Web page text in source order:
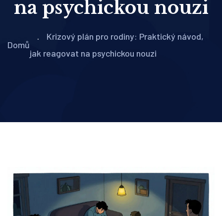
na psychickou nouzi
Domů
Krizový plán pro rodiny: Praktický návod,
jak reagovat na psychickou nouzi